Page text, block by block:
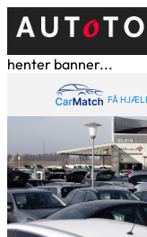
henter banner...
FÅ